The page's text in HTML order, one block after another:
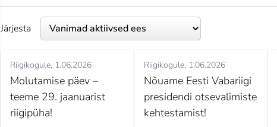
Järjesta
Riigikogule 1.06.2026
Molutamise päev –
teeme 29. jaanuarist
riigipüha!
Riigikogule 1.06.2026
Nõuame Eesti Vabariigi
presidendi otsevalimiste
kehtestamist!